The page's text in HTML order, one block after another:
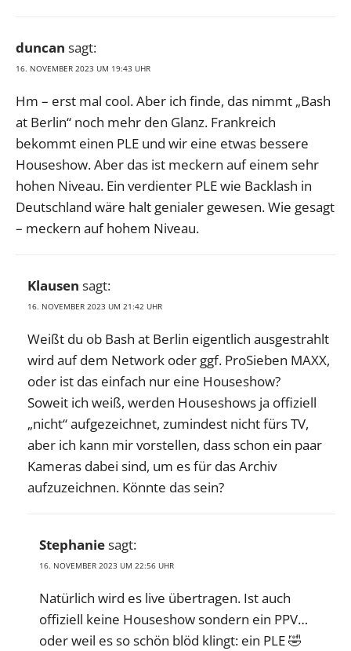
duncan sagt:
16. NOVEMBER 2023 UM 19:43 UHR
Hm – erst mal cool. Aber ich finde, das nimmt „Bash
at Berlin“ noch mehr den Glanz. Frankreich
bekommt einen PLE und wir eine etwas bessere
Houseshow. Aber das ist meckern auf einem sehr
hohen Niveau. Ein verdienter PLE wie Backlash in
Deutschland wäre halt genialer gewesen. Wie gesagt
– meckern auf hohem Niveau.
Klausen sagt:
16. NOVEMBER 2023 UM 21:42 UHR
Weißt du ob Bash at Berlin eigentlich ausgestrahlt
wird auf dem Network oder ggf. ProSieben MAXX,
oder ist das einfach nur eine Houseshow?
Soweit ich weiß, werden Houseshows ja offiziell
„nicht“ aufgezeichnet, zumindest nicht fürs TV,
aber ich kann mir vorstellen, dass schon ein paar
Kameras dabei sind, um es für das Archiv
aufzuzeichnen. Könnte das sein?
Stephaniesagt:
16. NOVEMBER 2023 UM 22:56 UHR
Natürlich wird es live übertragen. Ist auch
offiziell keine Houseshow sondern ein PPV…
oder weil es so schön blöd klingt: ein PLE 🤣